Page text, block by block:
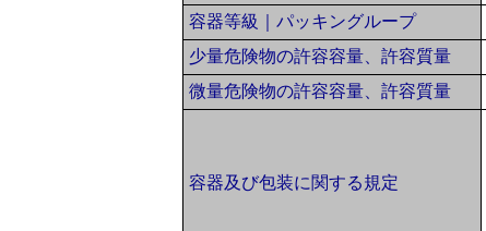
容器等級｜パッキングループ
少量危険物の許容容量、許容質量
微量危険物の許容容量、許容質量
容器及び包装に関する規定